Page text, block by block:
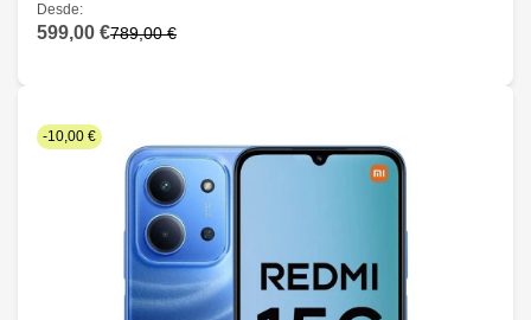
Desde:
599,00 €789,00 €
-10,00 €